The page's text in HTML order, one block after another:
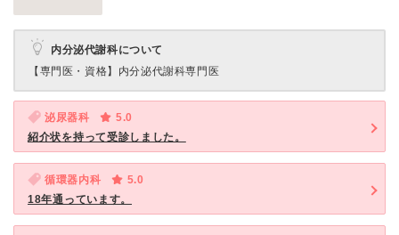
内分泌代謝科について
【専門医・資格】 内分泌代謝科専門医
泌尿器科
5.0
紹介状を持って受診しました。
循環器内科
5.0
18年通っています。